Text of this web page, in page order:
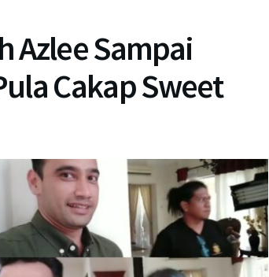
Azlee Sampai
Cakap Sweet